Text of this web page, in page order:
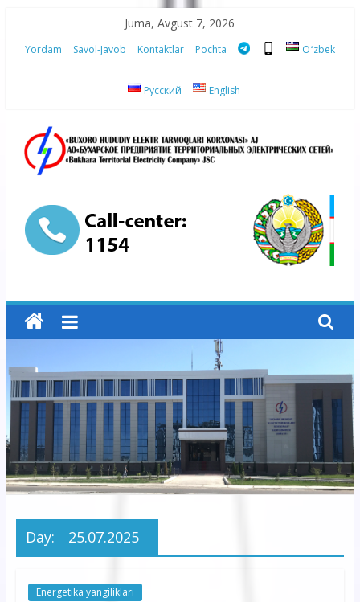
content
Juma, Avgust 7, 2026
Yordam Savol-Javob Kontaktlar Pochta Oʻzbek
Русский English
“Buxoro
hududiy
elektr
tarmoqlari
korxonasi”
AJ
“Buxoro
hududiy
korxonasi”
Day: 25.07.2025
Energetika yangiliklari